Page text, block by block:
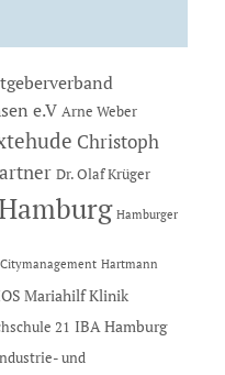
e.V Arne Weber
Christoph
Dr. Olaf Krüger
Hamburger
Hartmann
Mariahilf Klinik
21 IBA Hamburg
und